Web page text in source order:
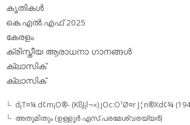
കൃതികള്‍
കെ.എല്‍.എഫ് 2025
കേരളം
ക്രിസ്തീയ ആരാധനാ ഗാനങ്ങള്‍
ക്ലാസിക്‌
ക്ലാസിക്
d¡T¤¼ d¢m¡O®- (KßJ¡l¬«) jOc:O¹Ø¤r J¦n®Xd¢¾
അതുമിതും (ഉള്ളൂര്‍ എസ്.പരമേശ്വരയ്യര്‍)